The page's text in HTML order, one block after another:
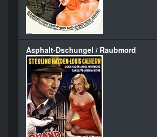
Asphalt-Dschungel / Raubmord